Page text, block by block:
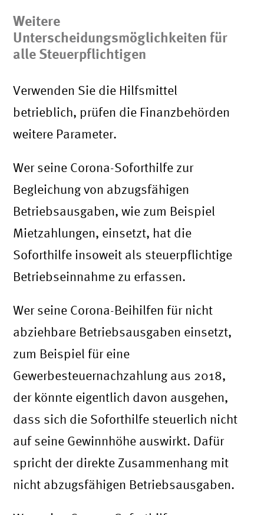
Weitere
Unterscheidungsmöglichkeiten für
alle Steuerpflichtigen
Verwenden Sie die Hilfsmittel
betrieblich, prüfen die Finanzbehörden
weitere Parameter.
Wer seine Corona-Soforthilfe zur
Begleichung von abzugsfähigen
Betriebsausgaben, wie zum Beispiel
Mietzahlungen, einsetzt, hat die
Soforthilfe insoweit als steuerpflichtige
Betriebseinnahme zu erfassen.
Wer seine Corona-Beihilfen für nicht
abziehbare Betriebsausgaben einsetzt,
zum Beispiel für eine
Gewerbesteuernachzahlung aus 2018,
der könnte eigentlich davon ausgehen,
dass sich die Soforthilfe steuerlich nicht
auf seine Gewinnhöhe auswirkt. Dafür
spricht der direkte Zusammenhang mit
nicht abzugsfähigen Betriebsausgaben.